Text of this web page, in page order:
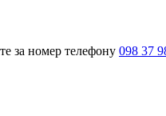
за номер телефону 098 37